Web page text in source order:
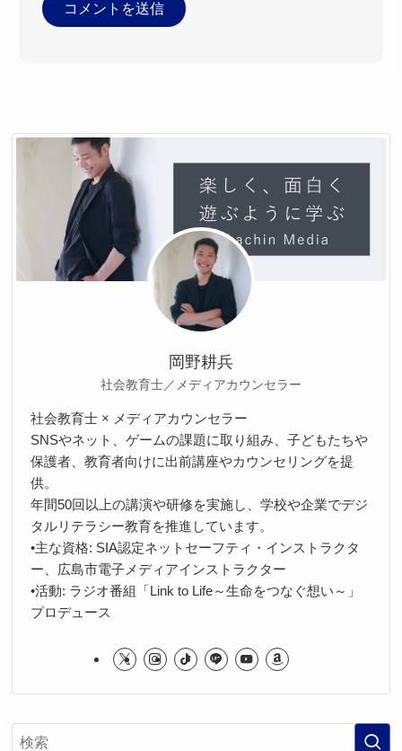
岡野耕兵
社会教育士／メディアカウンセラー
社会教育士 × メディアカウンセラー
SNSやネット、ゲームの課題に取り組み、子どもたちや
保護者、教育者向けに出前講座やカウンセリングを提
供。
年間50回以上の講演や研修を実施し、学校や企業でデジ
タルリテラシー教育を推進しています。
•主な資格: SIA認定ネットセーフティ・インストラクタ
ー、広島市電子メディアインストラクター
•活動: ラジオ番組「Link to Life～生命をつなぐ想い～」
プロデュース